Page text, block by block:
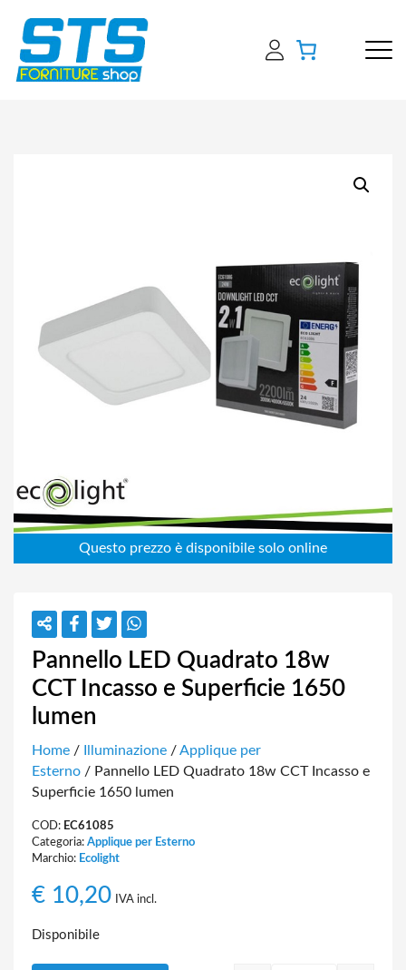
Pannello LED Quadrato 18w
CCT Incasso e Superficie 1650
lumen
Home / Illuminazione /Applique per
Esterno / Pannello LED Quadrato 18w CCT Incasso e
Superficie 1650 lumen
COD: EC61085
Categoria: Applique per Esterno
Marchio: Ecolight
€ 10,20 IVA incl.
Disponibile